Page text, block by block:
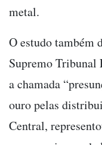
metal.
O estudo também
Supremo Tribunal
a chamada
ouro pelas
Central,